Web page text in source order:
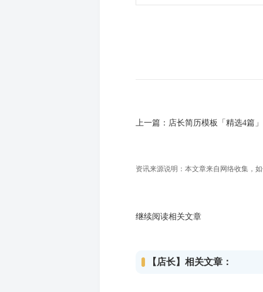
上一篇： 店长简历模板「精选4篇」
资讯来源说明：本文章来自网络收集，
继续阅读相关文章
【店长】相关文章：